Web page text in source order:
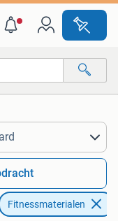
Fitnessmaterialen